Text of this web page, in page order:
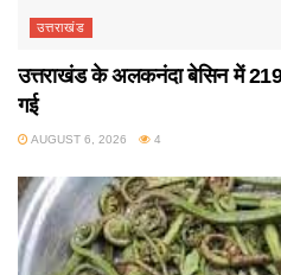
उत्तराखंड
उत्तराखंड के अलकनंदा बेसिन में 219
गई
AUGUST 6, 2026 4